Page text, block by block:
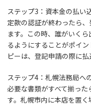
ステップ3：資本金の払い
定款の認証が終わったら
ます。この時、誰がいく
るようにすることがポイ
ピーは、登記申請の際に
ステップ4：札幌法務局へ
必要な書類がすべて揃っ
す。札幌市内に本店を置